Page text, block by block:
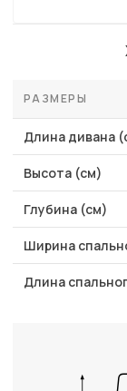
РАЗМЕРЫ
Длина дивана
Высота (см)
Глубина (см)
Ширина
Длина